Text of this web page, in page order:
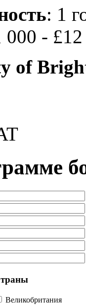
: 1
000 -
of
Великобритания